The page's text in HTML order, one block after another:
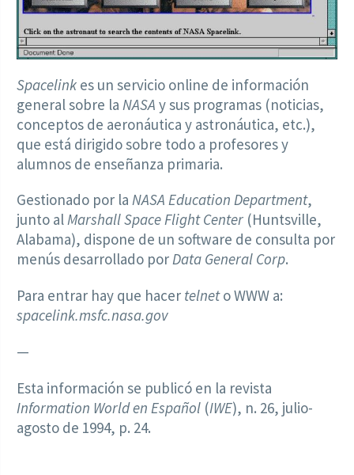
Spacelink es un servicio online de información
general sobre la NASA y sus programas (noticias,
conceptos de aeronáutica y astronáutica, etc.),
que está dirigido sobre todo a profesores y
alumnos de enseñanza primaria.
Gestionado por la NASA Education Department,
junto alMarshall Space Flight Center (Huntsville,
Alabama), dispone de un software de consulta por
menús desarrollado porData General Corp.
Para entrar hay que hacer telneto WWW a:
spacelink.msfc.nasa.gov
—
Esta información se publicó en la revista
Information World en Español (IWE), n. 26, julio-
agosto de 1994, p. 24.